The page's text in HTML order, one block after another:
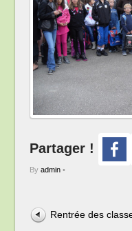
Partager !
By admin•
Rentrée des